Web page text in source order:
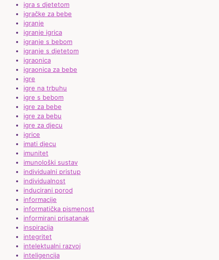
igra s djetetom
igračke za bebe
igranje
igranje igrica
igranje s bebom
igranje s djetetom
igraonica
igraonica za bebe
igre
igre na trbuhu
igre s bebom
igre za bebe
igre za bebu
igre za djecu
igrice
imati djecu
imunitet
imunološki sustav
individualni pristup
individualnost
inducirani porod
informacije
informatička pismenost
informirani prisatanak
inspiracija
integritet
intelektualni razvoj
inteligencija